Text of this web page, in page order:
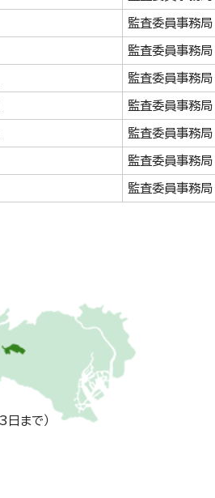
監査委員事務局
監査委員事務局
監査委員事務局
監査委員事務局
監査委員事務局
監査委員事務局
監査委員事務局
日まで）